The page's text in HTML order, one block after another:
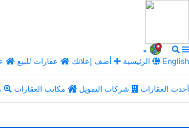
الرئيسية أضف إعلانك عقارات للبيع English
أحدث العقارات شركات التمويل مكاتب العقارات